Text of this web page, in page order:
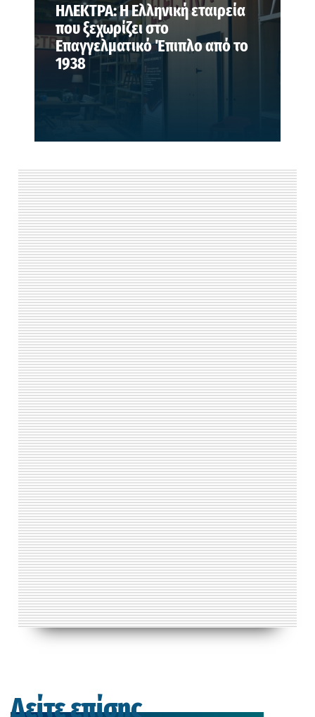
ΗΛΕΚΤΡΑ: Η Ελληνική εταιρεία
που ξεχωρίζει στο
Επαγγελματικό Έπιπλο από το
1938
Δείτε επίσης